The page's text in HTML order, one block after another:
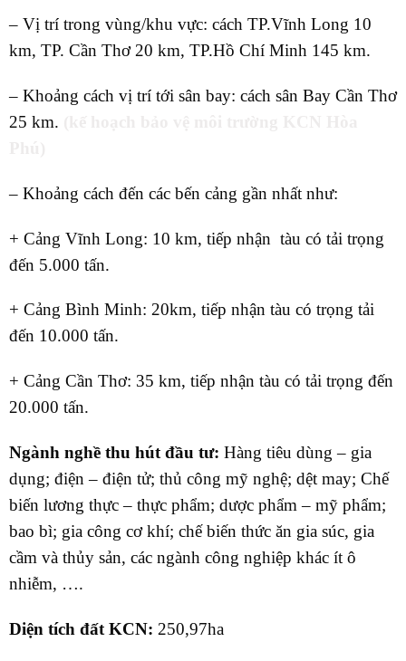
– Vị trí trong vùng/khu vực: cách TP.Vĩnh Long 10
km, TP. Cần Thơ 20 km, TP.Hồ Chí Minh 145 km.
– Khoảng cách vị trí tới sân bay: cách sân Bay Cần Thơ
25 km.
– Khoảng cách đến các bến cảng gần nhất như:
+ Cảng Vĩnh Long: 10 km, tiếp nhận tàu có tải trọng
đến 5.000 tấn.
+ Cảng Bình Minh: 20km, tiếp nhận tàu có trọng tải
đến 10.000 tấn.
+ Cảng Cần Thơ: 35 km, tiếp nhận tàu có tải trọng đến
20.000 tấn.
Ngành nghề thu hút đầu tư: Hàng tiêu dùng – gia
dụng; điện – điện tử; thủ công mỹ nghệ; dệt may; Chế
biến lương thực – thực phẩm; dược phẩm – mỹ phẩm;
bao bì; gia công cơ khí; chế biến thức ăn gia súc, gia
cầm và thủy sản, các ngành công nghiệp khác ít ô
nhiễm, ….
Diện tích đất KCN: 250,97ha